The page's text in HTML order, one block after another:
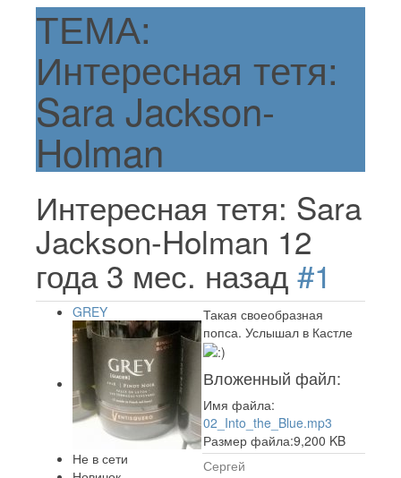
ТЕМА:
Интересная тетя:
Sara Jackson-
Holman
Интересная тетя: Sara
Jackson-Holman 12
года 3 мес. назад #1
GREY
Не в сети
Такая своеобразная
попса. Услышал в Кастле
Вложенный файл:
Имя файла:
02_Into_the_Blue.mp3
Размер файла:9,200 KB
Сергей